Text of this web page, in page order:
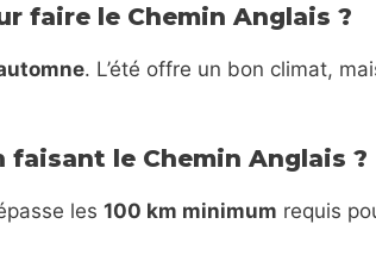
faire le Chemin Anglais ?
. L’été offre un bon climat,
le Chemin Anglais ?
les 100 km minimum requis